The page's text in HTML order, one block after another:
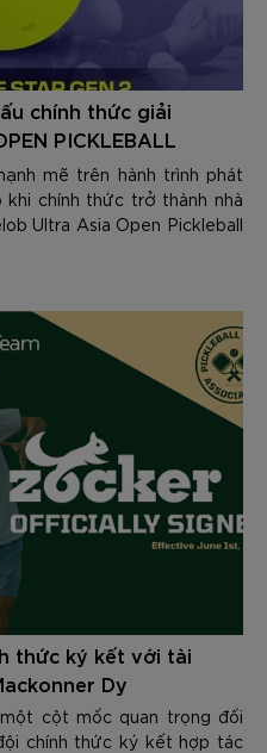
chính thức giải
PICKLEBALL
mẽ trên hành trình phát
khi chính thức trở thành nhà
Ultra Asia Open Pickleball
giải đấu pickleball quy
trong năm.
thức ký kết với tài
Dy
cột mốc quan trọng đối
chính thức ký kết hợp tác